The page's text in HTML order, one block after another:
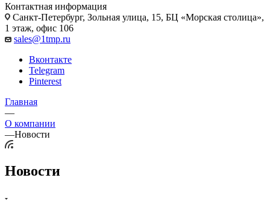
Контактная информация
Санкт-Петербург, Зольная улица, 15, БЦ «Морская столица»,
1 этаж, офис 106
sales@1tmp.ru
Вконтакте
Telegram
Pinterest
Главная
—
О компании
—Новости
Новости